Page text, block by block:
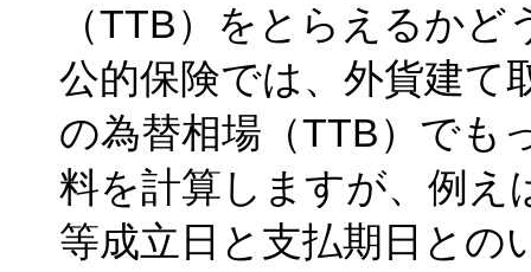
（TTB）をとらえるかど
公的保険では、外貨建て
の為替相場（TTB）で
料を計算しますが、例え
等成立日と支払期日との